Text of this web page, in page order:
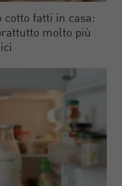
cotto fatti in casa:
molto più